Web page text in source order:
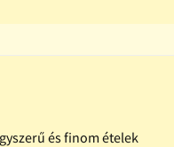
és finom ételek